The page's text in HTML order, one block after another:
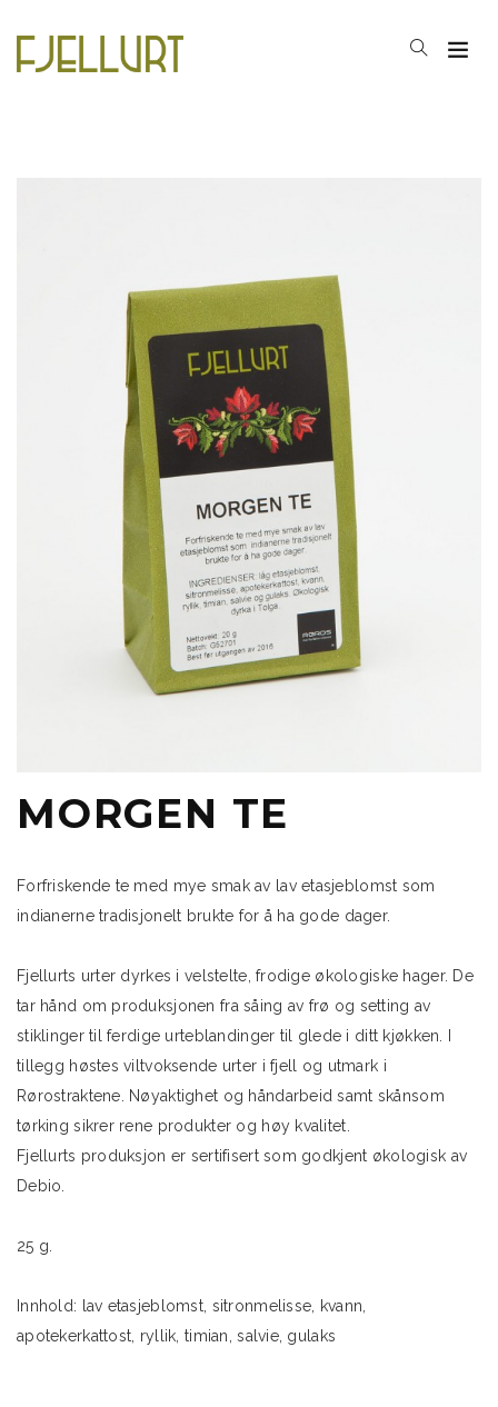
MORGEN TE
Forfriskende te med mye smak av lav etasjeblomst som
indianerne tradisjonelt brukte for å ha gode dager.
Fjellurts urter dyrkes i velstelte, frodige økologiske hager. De
tar hånd om produksjonen fra såing av frø og setting av
stiklinger til ferdige urteblandinger til glede i ditt kjøkken. I
tillegg høstes viltvoksende urter i fjell og utmark i
Rørostraktene. Nøyaktighet og håndarbeid samt skånsom
tørking sikrer rene produkter og høy kvalitet.
Fjellurts produksjon er sertifisert som godkjent økologisk av
Debio.
25 g.
Innhold: lav etasjeblomst, sitronmelisse, kvann,
apotekerkattost, ryllik, timian, salvie, gulaks